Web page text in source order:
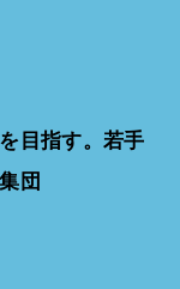
目指す。若手
団